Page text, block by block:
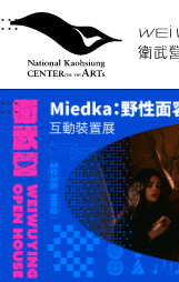
衛武營國家
中央內容區塊，為本頁
:::選單連結區塊，
衛武營國
:::中央內容區塊，